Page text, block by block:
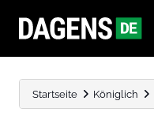
Startseite Königlich